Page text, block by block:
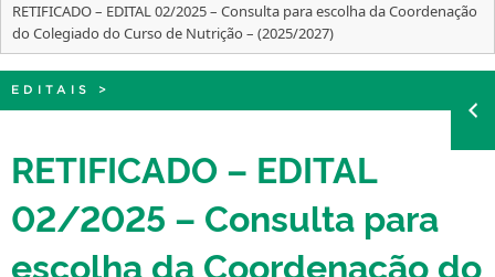
PORTARIAS
RETIFICADO – EDITAL 02/2025 – Consulta para escolha da Coordenação
do Colegiado do Curso de Nutrição – (2025/2027)
EDITAIS >
RETIFICADO – EDITAL
02/2025 – Consulta para
escolha da Coordenação do